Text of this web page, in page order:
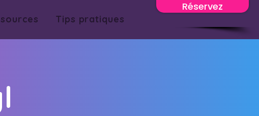
Réservez
Tips pratiques